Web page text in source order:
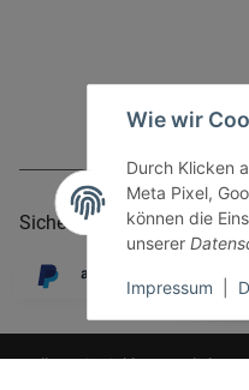
Sicher bezahlen via:
* Alle Preise inkl. gesetzlicher
Wie wir
Durch Klicken
Meta Pixel,
können die
unserer
Impressum